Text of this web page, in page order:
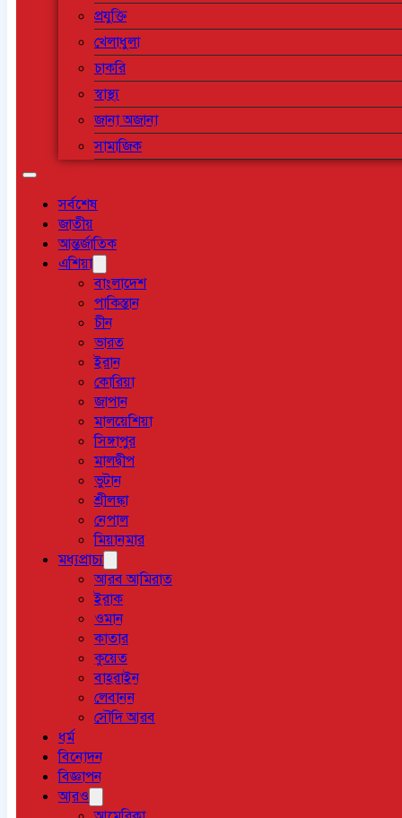
প্রযুক্তি
খেলাধুলা
চাকরি
স্বাস্থ্য
জানা অজানা
সামাজিক
সর্বশেষ
জাতীয়
আন্তর্জাতিক
এশিয়া
বাংলাদেশ
পাকিস্তান
চীন
ভারত
ইরান
কোরিয়া
জাপান
মালয়েশিয়া
সিঙ্গাপুর
মালদ্বীপ
ভুটান
শ্রীলঙ্কা
নেপাল
মিয়ানমার
মধ্যপ্রাচ্য
আরব আমিরাত
ইরাক
ওমান
কাতার
কুয়েত
বাহরাইন
লেবানন
সৌদি আরব
ধর্ম
বিনোদন
বিজ্ঞাপন
আরও